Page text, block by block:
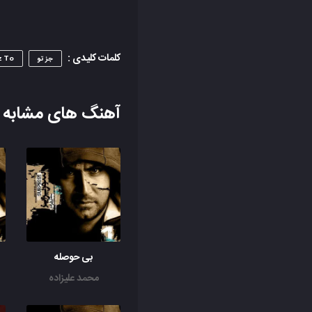
کلمات کلیدی : جز تو To
آهنگ های مشابه
بی حوصله
محمد علیزاده